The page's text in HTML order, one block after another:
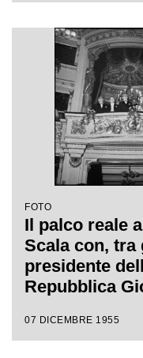
della stagione
1956 con
di Vincenzo
da Antonino
regia di
Wallmann
FOTO
Il palco reale
Scala con, tra
presidente
Repubblica
Bissatini in
07 DICEMBRE 1955